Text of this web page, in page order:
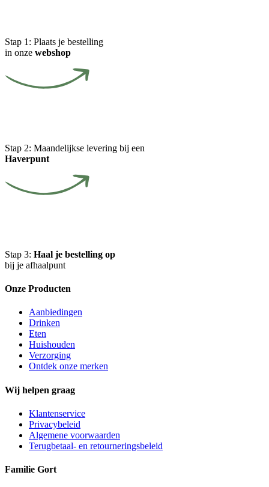
Stap 1: Plaats je bestelling
in onze webshop
Stap 2: Maandelijkse levering bij een
Haverpunt
Stap 3: Haal je bestelling op
bij je afhaalpunt
Onze Producten
Aanbiedingen
Drinken
Eten
Huishouden
Verzorging
Ontdek onze merken
Wij helpen graag
Klantenservice
Privacybeleid
Algemene voorwaarden
Terugbetaal- en retourneringsbeleid
Familie Gort